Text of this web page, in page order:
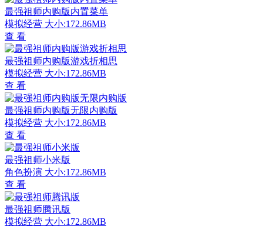
最强祖师内购版内置菜单
模拟经营 大小:172.86MB
查 看
最强祖师内购版游戏折相思
模拟经营 大小:172.86MB
查 看
最强祖师内购版无限内购版
模拟经营 大小:172.86MB
查 看
最强祖师小米版
角色扮演 大小:172.86MB
查 看
最强祖师腾讯版
模拟经营 大小:172.86MB